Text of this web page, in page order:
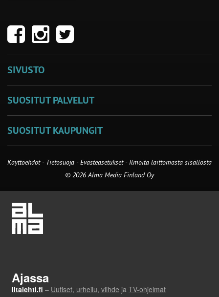
SIVUSTO
SUOSITUT PALVELUT
SUOSITUT KAUPUNGIT
Käyttöehdot - Tietosuoja -Evästeasetukset- Ilmoita laittomasta sisällöstä
© 2026 Alma Media Finland Oy